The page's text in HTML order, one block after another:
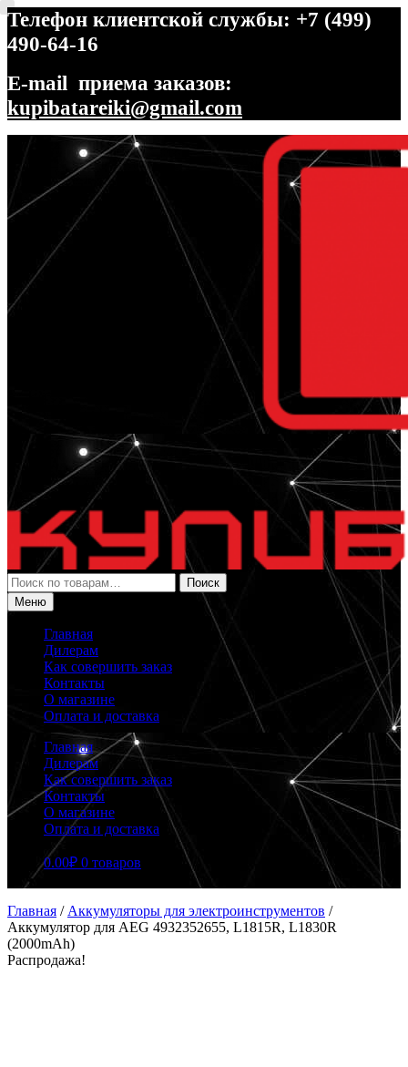
Телефон клиентской службы: +7 (499)
490-64-16
E-mail приема заказов:
kupibatareiki@gmail.com
Перейти
навигации
Перейти
содержимому
Искать:
Поиск
Меню
Главная
Дилерам
Как совершить заказ
Контакты
О магазине
Оплата и доставка
Главная
Дилерам
Как совершить заказ
Контакты
О магазине
Оплата и доставка
0.00₽ 0 товаров
Главная / Аккумуляторы для электроинструментов /
Аккумулятор для AEG 4932352655, L1815R, L1830R
(2000mAh)
Распродажа!